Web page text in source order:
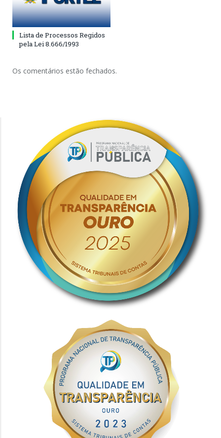
Lista de Processos Regidos
pela Lei 8.666/1993
Os comentários estão fechados.